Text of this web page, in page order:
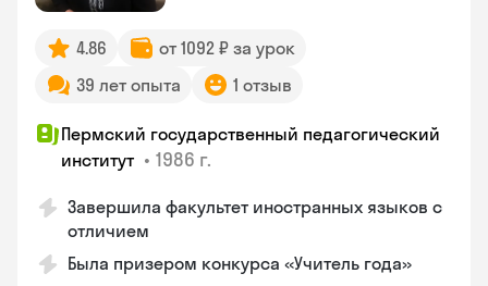
4.86
от 1092 ₽ за урок
39 лет опыта
1 отзыв
Пермский государственный педагогический
институт • 1986 г.
Завершила факультет иностранных языков с
отличием
Была призером конкурса «Учитель года»